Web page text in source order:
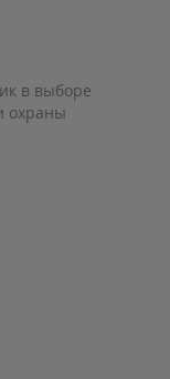
в выборе
охраны